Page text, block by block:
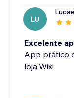
LU
Excelente
App prático
loja Wix!